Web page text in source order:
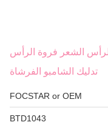
الشعر فروة الرأس
تدليك الشامبو الفرشاة
FOCSTAR or OEM
BTD1043